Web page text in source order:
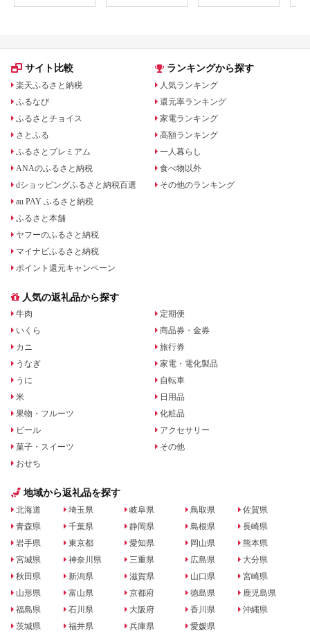
サイト比較
楽天ふるさと納税
ふるなび
ふるさとチョイス
さとふる
ふるさとプレミアム
ANAのふるさと納税
dショッピングふるさと納税百選
au PAY ふるさと納税
ふるさと本舗
ヤフーのふるさと納税
マイナビふるさと納税
ポイント還元キャンペーン
ランキングから探す
人気ランキング
還元率ランキング
家電ランキング
高額ランキング
一人暮らし
食べ物以外
その他のランキング
人気の返礼品から探す
牛肉
いくら
カニ
うなぎ
うに
米
果物・フルーツ
ビール
菓子・スイーツ
おせち
定期便
商品券・金券
旅行券
家電・電化製品
自転車
日用品
化粧品
アクセサリー
その他
地域から返礼品を探す
北海道
青森県
岩手県
宮城県
秋田県
山形県
福島県
茨城県
埼玉県
千葉県
東京都
神奈川県
新潟県
富山県
石川県
福井県
岐阜県
静岡県
愛知県
三重県
滋賀県
京都府
大阪府
兵庫県
鳥取県
島根県
岡山県
広島県
山口県
徳島県
香川県
愛媛県
佐賀県
長崎県
熊本県
大分県
宮崎県
鹿児島県
沖縄県